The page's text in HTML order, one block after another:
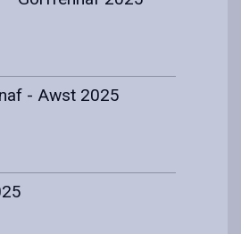
- Awst 2025